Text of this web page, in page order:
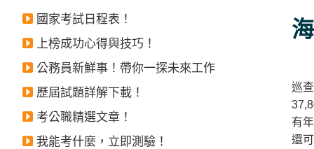
國家考試日程表！
上榜成功心得與技巧！
公務員新鮮事！帶你一探未來工作
歷屆試題詳解下載！
考公職精選文章！
我能考什麼，立即測驗！
巡
有
還
點
立
即
加
入
LINE